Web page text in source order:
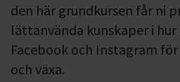
den här grundkursen får ni
lättanvända kunskaper i
Facebook och Instagram
och växa.